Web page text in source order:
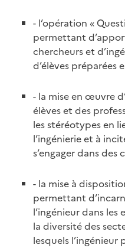
- l’opération «
permettant
chercheurs et
d’élèves préparées
- la mise en œuvre
élèves et des
les stéréotypes en
l’ingénierie et à
s’engager dans des
- la mise à
permettant
l’ingénieur dans
la diversité des
lesquels l’ingénieur